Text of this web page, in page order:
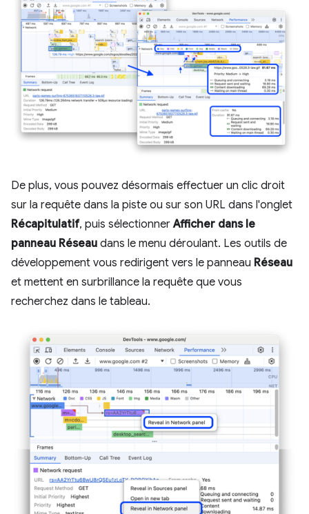
De plus, vous pouvez désormais effectuer un clic droit
sur la requête dans la piste ou sur son URL dans l'onglet
Récapitulatif, puis sélectionnerAfficher dans le
panneau Réseau dans le menu déroulant. Les outils de
développement vous redirigent vers le panneau Réseau
et mettent en surbrillance la requête que vous
recherchez dans le tableau.